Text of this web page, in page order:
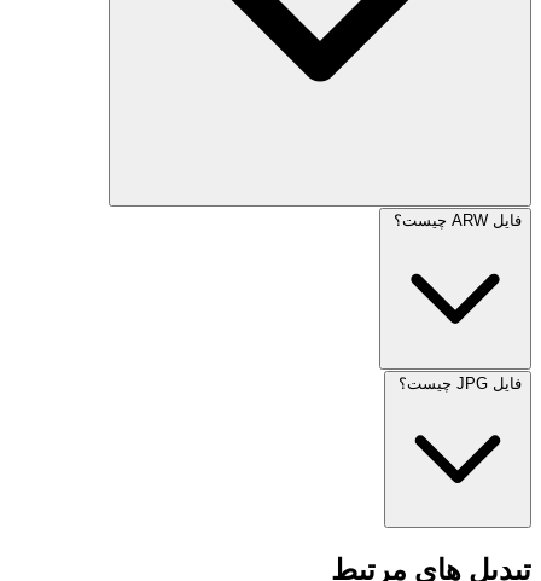
فایل ARW چیست؟
فایل JPG چیست؟
تبدیل های مرتبط